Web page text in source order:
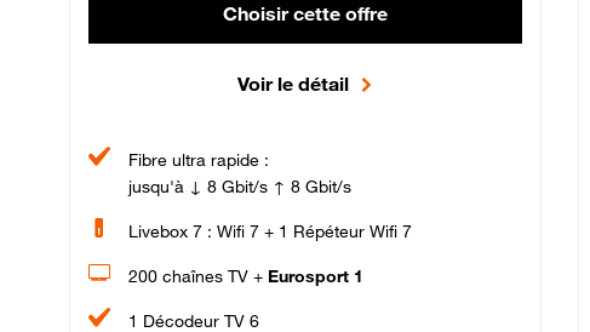
Choisir cette offre
Voir le détail
Fibre ultra rapide :
jusqu'à ↓ 8 Gbit/s ↑ 8 Gbit/s
Livebox 7 : Wifi 7 + 1 Répéteur Wifi 7
200 chaînes TV + Eurosport 1
1 Décodeur TV 6